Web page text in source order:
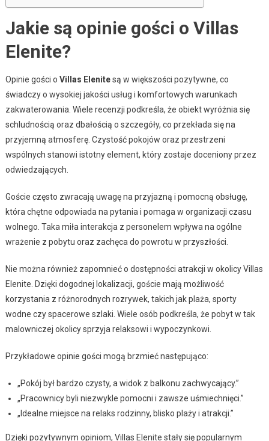
Jakie są opinie gości o Villas
Elenite?
Opinie gości o Villas Elenitesą w większości pozytywne, co
świadczy o wysokiej jakości usług i komfortowych warunkach
zakwaterowania. Wiele recenzji podkreśla, że obiekt wyróżnia się
schludnością oraz dbałością o szczegóły, co przekłada się na
przyjemną atmosferę. Czystość pokojów oraz przestrzeni
wspólnych stanowi istotny element, który zostaje doceniony przez
odwiedzających.
Goście często zwracają uwagę na przyjazną i pomocną obsługę,
która chętne odpowiada na pytania i pomaga w organizacji czasu
wolnego. Taka miła interakcja z personelem wpływa na ogólne
wrażenie z pobytu oraz zachęca do powrotu w przyszłości.
Nie można również zapomnieć o dostępności atrakcji w okolicy Villas
Elenite. Dzięki dogodnej lokalizacji, goście mają możliwość
korzystania z różnorodnych rozrywek, takich jak plaża, sporty
wodne czy spacerowe szlaki. Wiele osób podkreśla, że pobyt w tak
malowniczej okolicy sprzyja relaksowi i wypoczynkowi.
Przykładowe opinie gości mogą brzmieć następująco:
„Pokój był bardzo czysty, a widok z balkonu zachwycający.”
„Pracownicy byli niezwykle pomocni i zawsze uśmiechnięci.”
„Idealne miejsce na relaks rodzinny, blisko plaży i atrakcji.”
Dzięki pozytywnym opiniom, Villas Elenite stały się popularnym